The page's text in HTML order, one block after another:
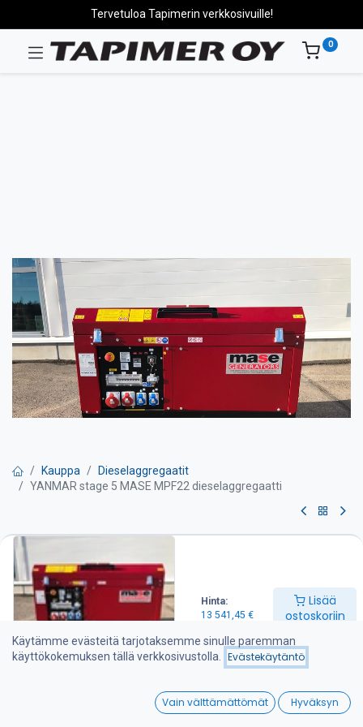
Hinta:
13 541,45 €
Lisää
ostoskoriin
Wishlist
Tervetuloa Tapimerin verkkosivuille!
0
Kauppa
Dieselaggregaatit
YANMAR stage 5 MASE MPF22 dieselaggregaatti
YANMAR stage 5 MASE MPF22
dieselaggregaatti
Pyydä tarjous
Max teho 22 kVA
Jatkuva teho 20 kVA
Käytämme evästeitä tarjotaksemme sinulle paremman
käyttökokemuksen tällä verkkosivustolla.
Evästekäytäntö
Vain välttämättömät Hyväksyn